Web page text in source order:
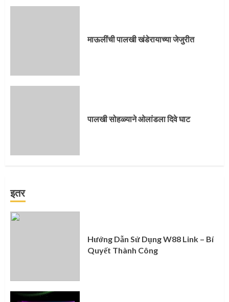
माऊलींची पालखी खंडेरायाच्या जेजुरीत
पालखी सोहळ्याने ओलांडला दिवे घाट
इतर
Hướng Dẫn Sử Dụng W88 Link – Bí
Quyết Thành Công